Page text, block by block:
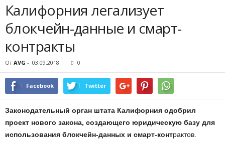
Калифорния легализует
блокчейн-данные и смарт-
контракты
От AVG - 03.09.2018 0
Facebook Twitter
Законодательный орган штата Калифорния одобрил
проект нового закона, создающего юридическую базу для
использования блокчейн-данных и смарт-контрактов.